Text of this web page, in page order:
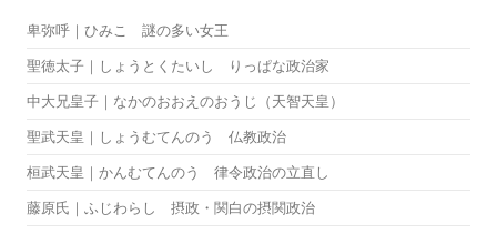
卑弥呼｜ひみこ 謎の多い女王
聖徳太子｜しょうとくたいし りっぱな政治家
中大兄皇子｜なかのおおえのおうじ（天智天皇）
聖武天皇｜しょうむてんのう 仏教政治
桓武天皇｜かんむてんのう 律令政治の立直し
藤原氏｜ふじわらし 摂政・関白の摂関政治